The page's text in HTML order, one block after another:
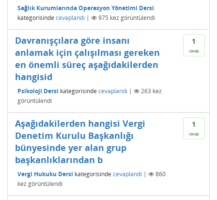
Sağlık Kurumlarında Operasyon Yönetimi Dersi
kategorisinde cevaplandı | 975 kez görüntülendi
1
cevap
Davranışçılara göre insanı
anlamak için çalışılması gereken
en önemli süreç aşağıdakilerden
hangisid
Psikoloji Dersi kategorisinde cevaplandı | 263 kez
görüntülendi
1
cevap
Aşağıdakilerden hangisi Vergi
Denetim Kurulu Başkanlığı
bünyesinde yer alan grup
başkanlıklarından b
Vergi Hukuku Dersi kategorisinde cevaplandı |
860
kez görüntülendi